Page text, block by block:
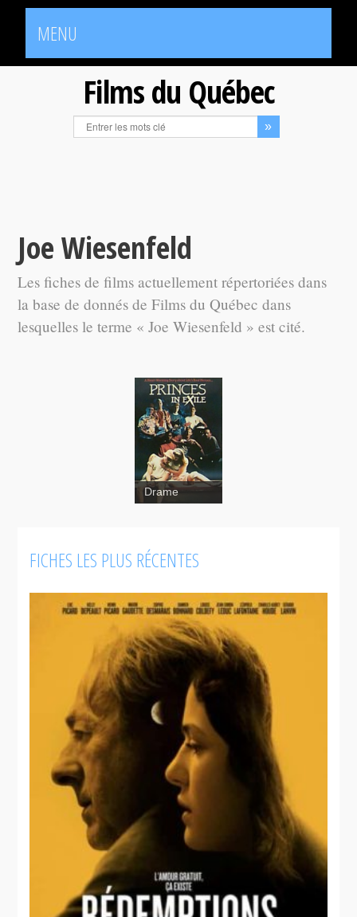
MENU
Films du Québec
Joe Wiesenfeld
Les fiches de films actuellement répertoriées dans
la base de donnés de Films du Québec dans
lesquelles le terme « Joe Wiesenfeld » est cité.
Drame
FICHES LES PLUS RÉCENTES